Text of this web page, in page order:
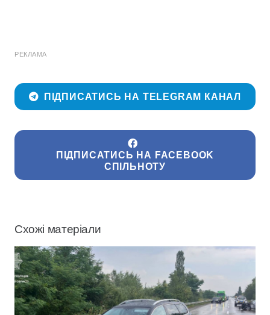
РЕКЛАМА
ПІДПИСАТИСЬ НА TELEGRAM КАНАЛ
ПІДПИСАТИСЬ НА FACEBOOK
СПІЛЬНОТУ
Схожі матеріали